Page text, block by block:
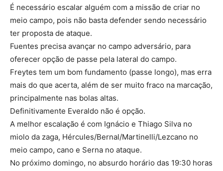
É necessário escalar alguém com a missão de criar no
meio campo, pois não basta defender sendo necessário
ter proposta de ataque.
Fuentes precisa avançar no campo adversário, para
oferecer opção de passe pela lateral do campo.
Freytes tem um bom fundamento (passe longo), mas erra
mais do que acerta, além de ser muito fraco na marcação,
principalmente nas bolas altas.
Definitivamente Everaldo não é opção.
A melhor escalação é com Ignácio e Thiago Silva no
miolo da zaga, Hércules/Bernal/Martinelli/Lezcano no
meio campo, cano e Serna no ataque.
No próximo domingo, no absurdo horário das 19:30 horas